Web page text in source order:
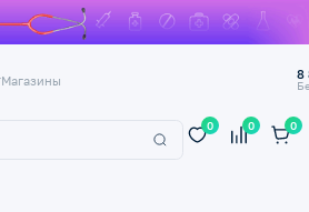
Магазины 8
0 0 0